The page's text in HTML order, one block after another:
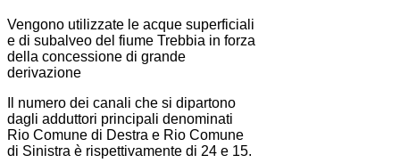
Vengono utilizzate le acque superficiali
e di subalveo del fiume Trebbia in forza
della concessione di grande
derivazione
Il numero dei canali che si dipartono
dagli adduttori principali denominati
Rio Comune di Destra e Rio Comune
di Sinistra è rispettivamente di 24 e 15.